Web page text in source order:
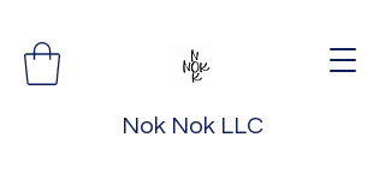
Nok Nok LLC